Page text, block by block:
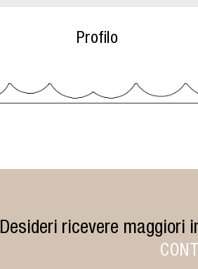
Profilo
Desideri ricevere maggiori